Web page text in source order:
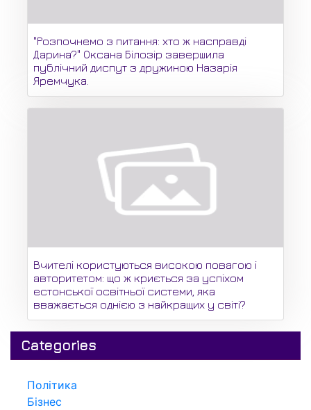
"Розпочнемо з питання: хто ж насправді
Дарина?" Оксана Білозір завершила
публічний диспут з дружиною Назарія
Яремчука.
Вчителі користуються високою повагою і
авторитетом: що ж криється за успіхом
естонської освітньої системи, яка
вважається однією з найкращих у світі?
Categories
Політика
Бізнес